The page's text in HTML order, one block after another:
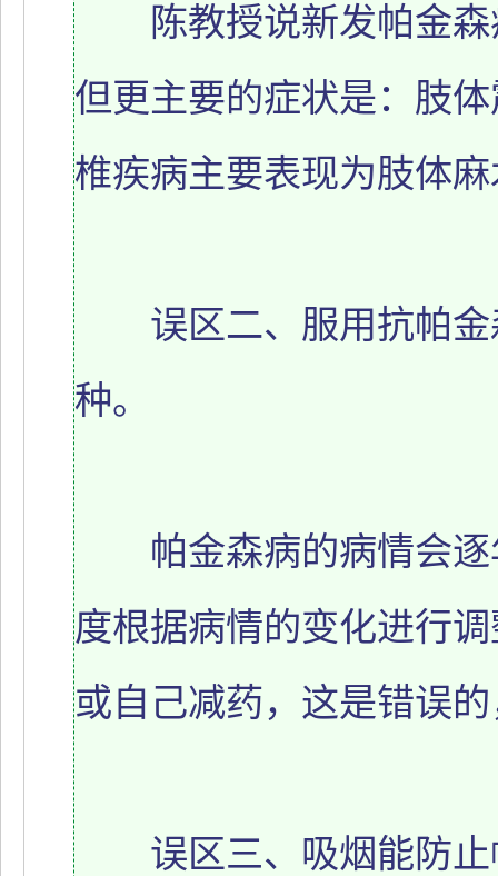
陈教授说新发帕金森
但更主要的症状是：肢
椎疾病主要表现为肢体
误区二、服用抗帕金
种。
帕金森病的病情会逐
度根据病情的变化进行
或自己减药，这是错误
误区三、吸烟能防止